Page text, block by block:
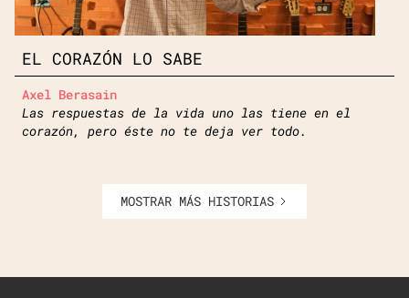
EL CORAZÓN LO SABE
Axel Berasain
Las respuestas de la vida uno las tiene en el
corazón, pero éste no te deja ver todo.
MOSTRAR MÁS HISTORIAS